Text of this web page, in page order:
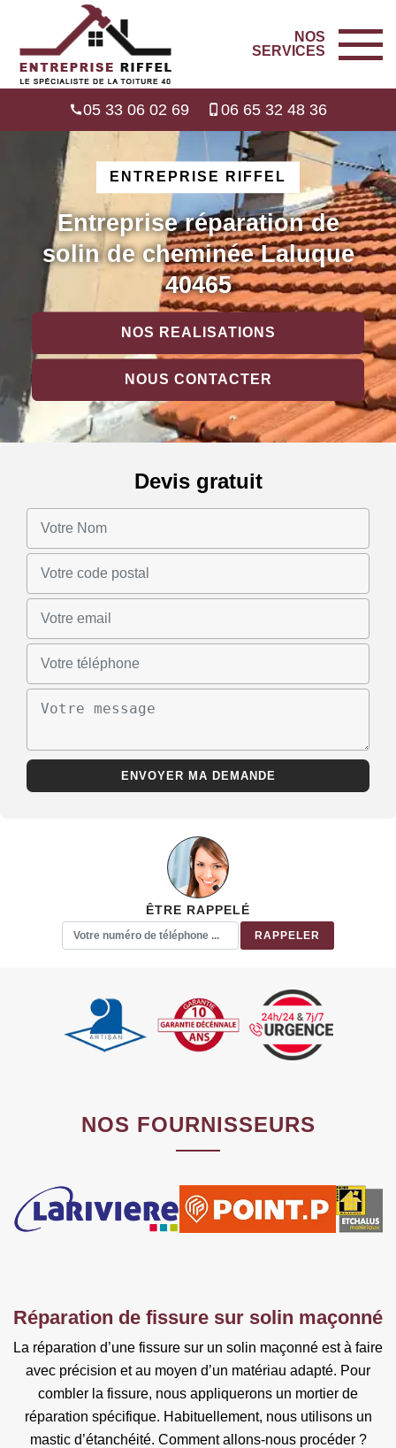
NOS
SERVICES
05 33 06 02 69 06 65 32 48 36
ENTREPRISE RIFFEL
Entreprise réparation de
solin de cheminée Laluque
40465
NOS REALISATIONS
NOUS CONTACTER
Devis gratuit
ÊTRE RAPPELÉ
NOS FOURNISSEURS
Réparation de fissure sur solin maçonné
La réparation d’une fissure sur un solin maçonné est à faire
avec précision et au moyen d’un matériau adapté. Pour
combler la fissure, nous appliquerons un mortier de
réparation spécifique. Habituellement, nous utilisons un
mastic d’étanchéité. Comment allons-nous procéder ?